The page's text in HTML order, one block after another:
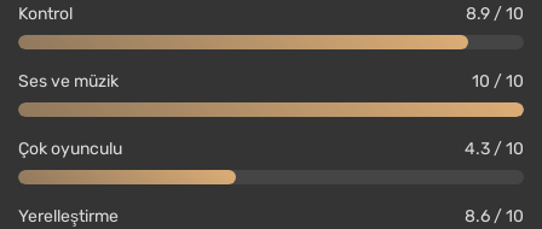
Kontrol 8.9 / 10
Ses ve müzik 10 / 10
Çok oyunculu 4.3 / 10
Yerelleştirme 8.6 / 10